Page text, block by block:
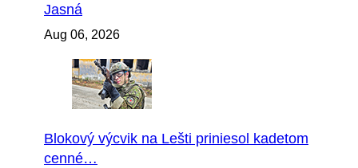
Jasná
Aug 06, 2026
Blokový výcvik na Lešti priniesol kadetom
cenné…